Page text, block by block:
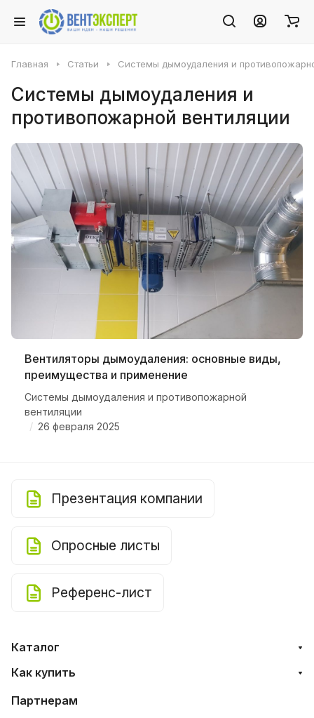
Главная Статьи Системы дымоудаления и
Системы дымоудаления и
противопожарной вентиляции
Вентиляторы дымоудаления: основные виды,
преимущества и применение
Системы дымоудаления и противопожарной
вентиляции
/ 26 февраля 2025
Презентация компании
Опросные листы
Референс-лист
Каталог
Как купить
Партнерам